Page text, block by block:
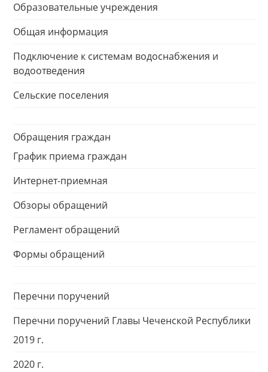
Образовательные учреждения
Общая информация
Подключение к системам водоснабжения и
водоотведения
Сельские поселения
Обращения граждан
График приема граждан
Интернет-приемная
Обзоры обращений
Регламент обращений
Формы обращений
Перечни поручений
Перечни поручений Главы Чеченской Республики
2019 г.
2020 г.